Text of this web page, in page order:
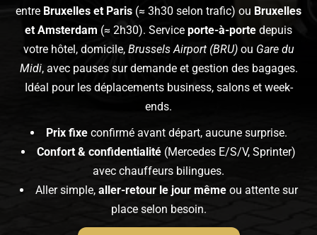
entre Bruxelles et Paris (≈ 3h30 selon trafic) ou Bruxelles
et Amsterdam (≈ 2h30). Service porte-à-porte depuis
votre hôtel, domicile, Brussels Airport (BRU)ou Gare du
Midi, avec pauses sur demande et gestion des bagages.
Idéal pour les déplacements business, salons et week-
ends.
Prix fixeconfirmé avant départ, aucune surprise.
Confort & confidentialité (Mercedes E/S/V, Sprinter)
avec chauffeurs bilingues.
Aller simple, aller-retour le jour mêmeou attente sur
place selon besoin.